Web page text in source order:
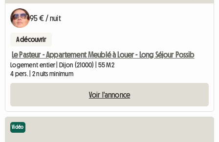
95 € / nuit
A découvrir
Le Pasteur - Appartement Meublé à Louer - Long Séjour Possib
Logement entier | Dijon (21000) | 55 M2
4 pers. | 2 nuits minimum
Voir l'annonce
Vidéo